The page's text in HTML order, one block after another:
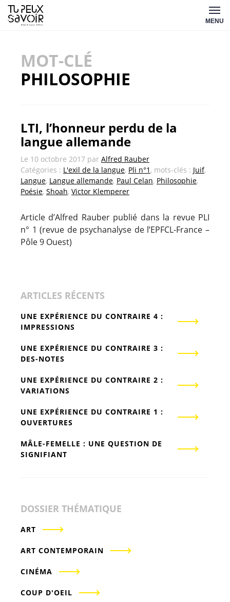
Aller
au
MENU
MOT-CLÉ
PHILOSOPHIE
LTI, l’honneur perdu de la
langue allemande
Le 10 octobre 2017 par Alfred Rauber
Catégories : L'exil de la langue, Pli n°1 , mots-clés : Juif,
Langue, Langue allemande, Paul Celan, Philosophie,
Poésie, Shoah, Victor Klemperer
Article d’Alfred Rauber publié dans la revue PLI
n° 1 (revue de psychanalyse de l’EPFCL-France –
Pôle 9 Ouest)
ARTICLES RÉCENTS
UNE EXPÉRIENCE DU CONTRAIRE 4 :
IMPRESSIONS
UNE EXPÉRIENCE DU CONTRAIRE 3 :
DES-NOTES
UNE EXPÉRIENCE DU CONTRAIRE 2 :
VARIATIONS
UNE EXPÉRIENCE DU CONTRAIRE 1 :
OUVERTURES
MÂLE-FEMELLE : UNE QUESTION DE
SIGNIFIANT
DOSSIER THÉMATIQUE
ART
ART CONTEMPORAIN
CINÉMA
COUP D'OEIL